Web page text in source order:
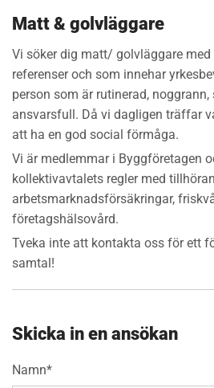
Matt & golvläggare
Vi söker dig matt/ golvläggare
referenser och som innehar
person som är rutinerad,
ansvarsfull. Då vi dagligen träffar
att ha en god social förmåga.
Vi är medlemmar i Byggföretagen
kollektivavtalets regler med
arbetsmarknadsförsäkringar,
företagshälsovård.
Tveka inte att kontakta oss för ett
samtal!
Skicka in en ansökan
Namn*